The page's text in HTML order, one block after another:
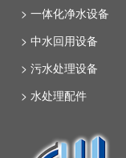
> 一体化净水设备
> 中水回用设备
> 污水处理设备
> 水处理配件